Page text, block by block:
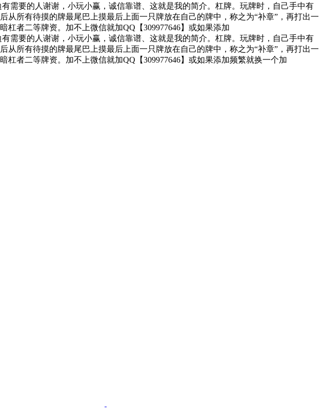
需要的人谢谢，小玩小赢，诚信靠谱、这就是我的简介。杠牌。玩牌时，自己手中有
所有待摸的牌最尾巴上摸最后上面一只牌放在自己的牌中，称之为“补章”，再打出一
者二等牌资。加不上微信就加QQ【309977646】或如果添加
需要的人谢谢，小玩小赢，诚信靠谱、这就是我的简介。杠牌。玩牌时，自己手中有
所有待摸的牌最尾巴上摸最后上面一只牌放在自己的牌中，称之为“补章”，再打出一
者二等牌资。加不上微信就加QQ【309977646】或如果添加频繁就换一个加